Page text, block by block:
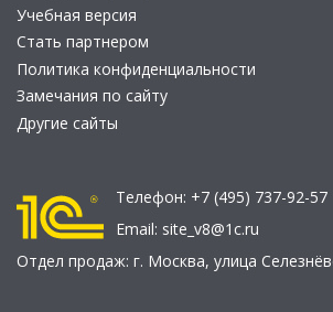
Учебная версия
Стать партнером
Политика конфиденциальности
Замечания по сайту
Другие сайты
Телефон: +7 (495) 737-92-57
Email: site_v8@1c.ru
Отдел продаж: г. Москва, улица